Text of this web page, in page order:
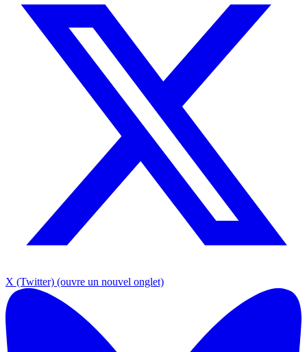
X (Twitter) (ouvre un nouvel onglet)